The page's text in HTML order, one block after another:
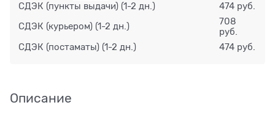
СДЭК (пункты выдачи) (1-2 дн.) 474 руб.
СДЭК (курьером) (1-2 дн.)
708
руб.
СДЭК (постаматы) (1-2 дн.) 474 руб.
Описание